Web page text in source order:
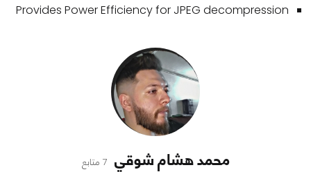
Provides Power Efficiency for JPEG decompression
محمد هشام شوقي 7 متابع